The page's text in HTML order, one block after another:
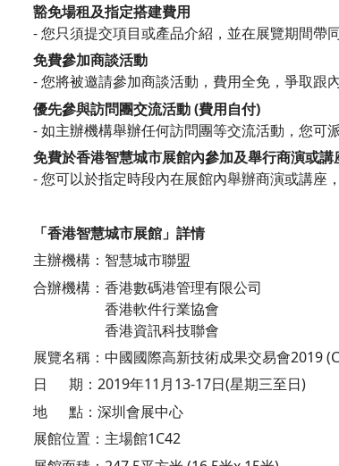
豁免場租及指定搭建費用
- 您只須提交項目或產品介紹，並在展覽期間帶
免費參加商談活動
- 您將被邀請參加商談活動，費用全免，爭取跟
優先參與訪問團交流活動(費用自付)
- 如主辦機構舉辦任何訪問團等交流活動，您可
免費於香港智慧城市展館內參加及舉行商演或講
- 您可以於指定時段內在展館內舉辦商演或講座
「香港智慧城市展館」詳情
主辦機構：智慧城市聯盟
合辦機構：香港數碼港管理有限公司
香港軟件行業協會
香港資訊科技聯會
展覽名稱：中國國際高新技術成果交易會2019
日 期：2019年11月13-17日(星期三至日)
地 點：深圳會展中心
展館位置：主場館1C42